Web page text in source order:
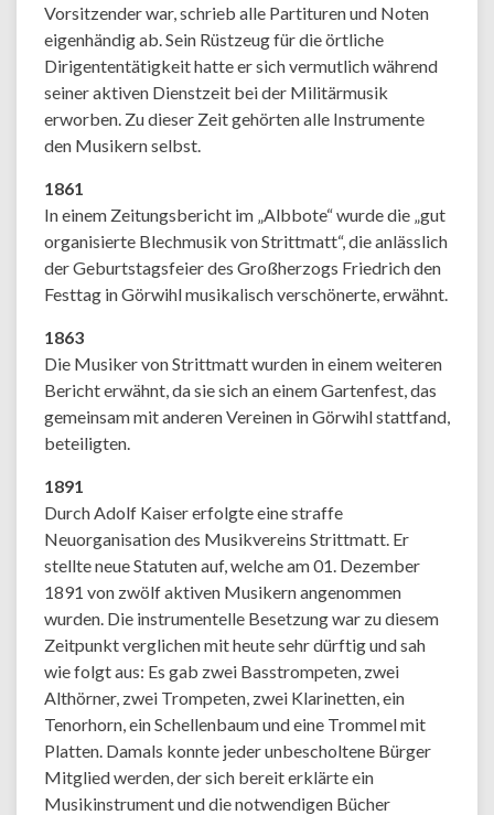
Vorsitzender war, schrieb alle Partituren und Noten
eigenhändig ab. Sein Rüstzeug für die örtliche
Dirigententätigkeit hatte er sich vermutlich während
seiner aktiven Dienstzeit bei der Militärmusik
erworben. Zu dieser Zeit gehörten alle Instrumente
den Musikern selbst.
1861
In einem Zeitungsbericht im „Albbote“ wurde die „gut
organisierte Blechmusik von Strittmatt“, die anlässlich
der Geburtstagsfeier des Großherzogs Friedrich den
Festtag in Görwihl musikalisch verschönerte, erwähnt.
1863
Die Musiker von Strittmatt wurden in einem weiteren
Bericht erwähnt, da sie sich an einem Gartenfest, das
gemeinsam mit anderen Vereinen in Görwihl stattfand,
beteiligten.
1891
Durch Adolf Kaiser erfolgte eine straffe
Neuorganisation des Musikvereins Strittmatt. Er
stellte neue Statuten auf, welche am 01. Dezember
1891 von zwölf aktiven Musikern angenommen
wurden. Die instrumentelle Besetzung war zu diesem
Zeitpunkt verglichen mit heute sehr dürftig und sah
wie folgt aus: Es gab zwei Basstrompeten, zwei
Althörner, zwei Trompeten, zwei Klarinetten, ein
Tenorhorn, ein Schellenbaum und eine Trommel mit
Platten. Damals konnte jeder unbescholtene Bürger
Mitglied werden, der sich bereit erklärte ein
Musikinstrument und die notwendigen Bücher